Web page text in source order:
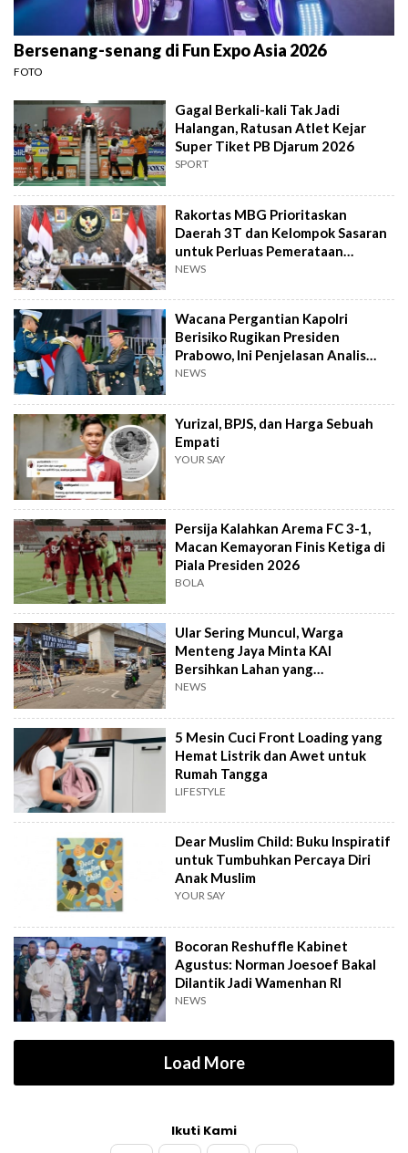
Bersenang-senang di Fun Expo Asia 2026
FOTO
Gagal Berkali-kali Tak Jadi
Halangan, Ratusan Atlet Kejar
Super Tiket PB Djarum 2026
SPORT
Rakortas MBG Prioritaskan
Daerah 3T dan Kelompok Sasaran
untuk Perluas Pemerataan
Program
NEWS
Wacana Pergantian Kapolri
Berisiko Rugikan Presiden
Prabowo, Ini Penjelasan Analis
Politik
NEWS
Yurizal, BPJS, dan Harga Sebuah
Empati
YOUR SAY
Persija Kalahkan Arema FC 3-1,
Macan Kemayoran Finis Ketiga di
Piala Presiden 2026
BOLA
Ular Sering Muncul, Warga
Menteng Jaya Minta KAI
Bersihkan Lahan yang
Terbengkalai
NEWS
5 Mesin Cuci Front Loading yang
Hemat Listrik dan Awet untuk
Rumah Tangga
LIFESTYLE
Dear Muslim Child: Buku Inspiratif
untuk Tumbuhkan Percaya Diri
Anak Muslim
YOUR SAY
Bocoran Reshuffle Kabinet
Agustus: Norman Joesoef Bakal
Dilantik Jadi Wamenhan RI
NEWS
Load More
Ikuti Kami